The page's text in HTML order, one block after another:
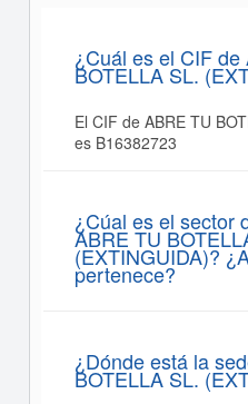
¿Cuál es el CIF de
BOTELLA SL.
El CIF de ABRE TU
es B16382723
¿Cúal es el sector
ABRE TU
(EXTINGUIDA)?
pertenece?
¿Dónde está la
BOTELLA SL.